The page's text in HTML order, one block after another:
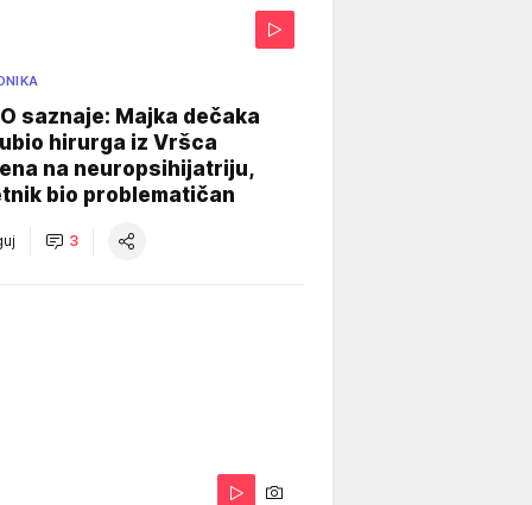
saznaje: Majka dečaka
hirurga iz Vršca
na neuropsihijatriju,
bio problematičan
3